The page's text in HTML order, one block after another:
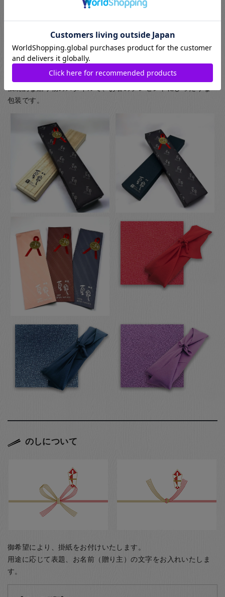
(お子様食器に関してはギフト用・ご自宅用問わず、紙箱(無料)
に入れてのお届けとなります(ギフト用はその上から包装紙にて
ラッピング)) お箸用の無料のラッピングは、箸袋に入れるタイ
プのものになります。
お箸用のギフトボックスをご注文いただいた方は、￥440-(税別)
でさらに風呂敷でのラッピングもご指定いただけます。日本の
包装です。
のしについて
御希望により、掛紙をお付けいたします。
用途に応じて表題、お名前（贈り主）の文字をお入れいたしま
す。